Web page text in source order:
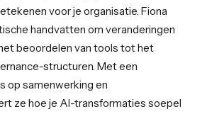
voor je organisatie. Fiona
handvatten om veranderingen
beoordelen van tools tot het
structuren. Met een
op samenwerking en
ze hoe je AI-transformaties soepel